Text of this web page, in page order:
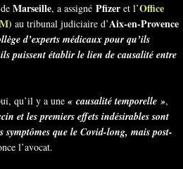
Marseille, a assigné Pfizer et l’Office
au tribunal judiciaire d’Aix-en-Provence
d’experts médicaux pour qu’ils
puissent établir le lien de causalité entre
qu’il y a une « causalité temporelle »,
et les premiers effets indésirables sont
symptômes que le Covid-long, mais post-
l’avocat.